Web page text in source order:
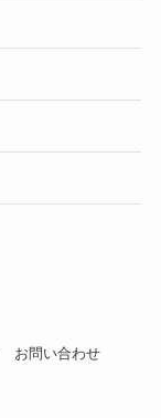
お問い合わせ